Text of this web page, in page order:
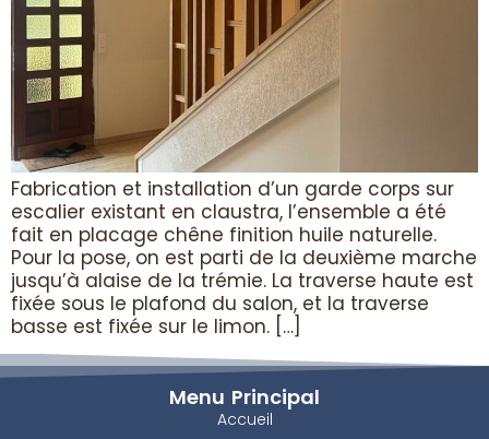
Fabrication et installation d’un garde corps sur
escalier existant en claustra, l’ensemble a été
fait en placage chêne finition huile naturelle.
Pour la pose, on est parti de la deuxième marche
jusqu’à alaise de la trémie. La traverse haute est
fixée sous le plafond du salon, et la traverse
basse est fixée sur le limon. […]
Menu Principal
Accueil